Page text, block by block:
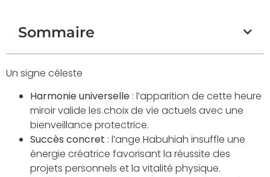
Sommaire
Un signe céleste
Harmonie universelle : l’apparition de cette heure
miroir valide les choix de vie actuels avec une
bienveillance protectrice.
Succès concret : l’ange Habuhiah insuffle une
énergie créatrice favorisant la réussite des
projets personnels et la vitalité physique.